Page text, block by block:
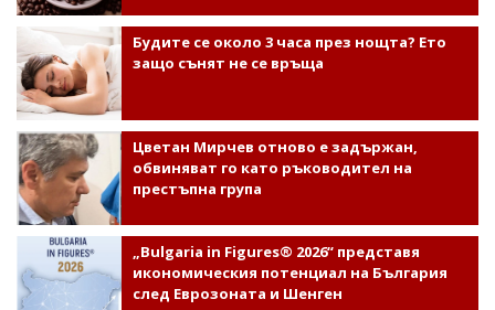
Будите се около 3 часа през нощта? Ето
защо сънят не се връща
Цветан Мирчев отново е задържан,
обвиняват го като ръководител на
престъпна група
„Bulgaria in Figures® 2026“ представя
икономическия потенциал на България
след Еврозоната и Шенген